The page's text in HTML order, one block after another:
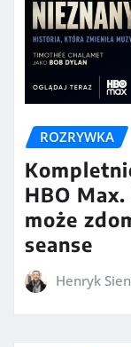
ROZRYWKA
HBO
może
seanse
Henryk